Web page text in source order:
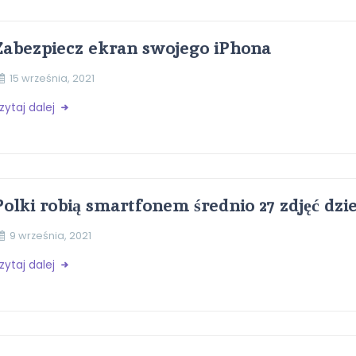
ekran swojego iPhona
15 września, 2021
dalej
robią smartfonem średnio 27 zdjęć
9 września, 2021
dalej